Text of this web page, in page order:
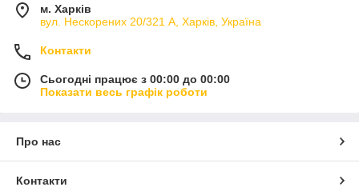
м. Харків
вул. Нескорених 20/321 А, Харків, Україна
Контакти
Сьогодні працює з 00:00 до 00:00
Показати весь графік роботи
Про нас
Контакти